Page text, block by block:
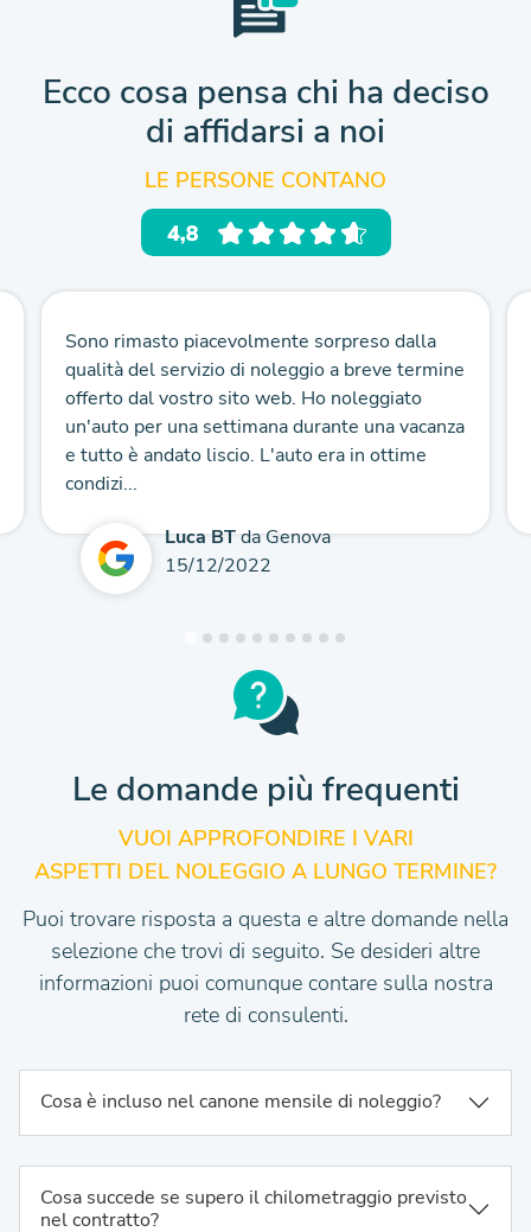
Ecco cosa pensa chi ha deciso
di affidarsi a noi
LE PERSONE CONTANO
Sono rimasto piacevolmente sorpreso dalla
qualità del servizio di noleggio a breve termine
offerto dal vostro sito web. Ho noleggiato
un'auto per una settimana durante una vacanza
e tutto è andato liscio. L'auto era in ottime
condizi...
Luca BTda Genova
15/12/2022
Le domande più frequenti
VUOI APPROFONDIRE I VARI
ASPETTI DEL NOLEGGIO A LUNGO TERMINE?
Puoi trovare risposta a questa e altre domande nella
selezione che trovi di seguito. Se desideri altre
informazioni puoi comunque contare sulla nostra
rete di consulenti.
Cosa è incluso nel canone mensile di noleggio?
Cosa succede se supero il chilometraggio previsto
nel contratto?